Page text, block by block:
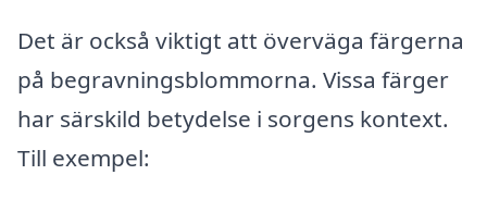
Det är också viktigt att överväga färgerna
på begravningsblommorna. Vissa färger
har särskild betydelse i sorgens kontext.
Till exempel: